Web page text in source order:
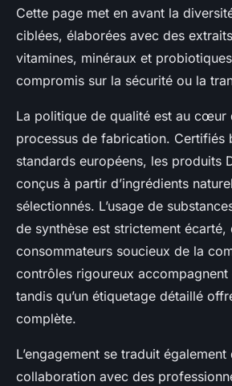
Cette page met en avant la
ciblées, élaborées avec des
vitamines, minéraux et
compromis sur la sécurité ou la
La politique de qualité est au cœur
processus de fabrication. Certifiés
standards européens, les produits
conçus à partir d’ingrédients
sélectionnés. L’usage de
de synthèse est strictement écarté,
consommateurs soucieux de la
contrôles rigoureux accompagnent
tandis qu’un étiquetage détaillé
complète.
L’engagement se traduit également
collaboration avec des